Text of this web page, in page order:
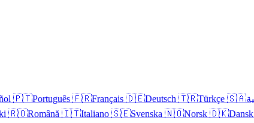
🇵🇹Português 🇫🇷Français 🇩🇪Deutsch 🇹🇷Türkçe 🇸🇦
🇷🇴Română 🇮🇹Italiano 🇸🇪Svenska 🇳🇴Norsk 🇩🇰Dansk